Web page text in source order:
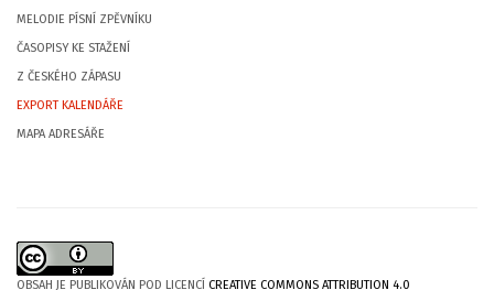
MELODIE PÍSNÍ ZPĚVNÍKU
ČASOPISY KE STAŽENÍ
Z ČESKÉHO ZÁPASU
EXPORT KALENDÁŘE
MAPA ADRESÁŘE
OBSAH JE PUBLIKOVÁN POD LICENCÍ CREATIVE COMMONS ATTRIBUTION 4.0